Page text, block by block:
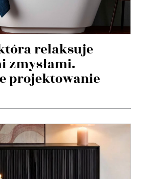
relaksuje
zmysłami.
projektowanie